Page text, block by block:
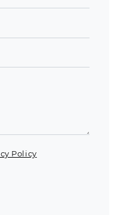
Policy